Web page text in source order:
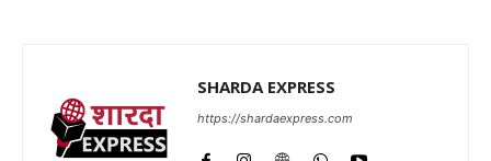
SHARDA EXPRESS
https://shardaexpress.com